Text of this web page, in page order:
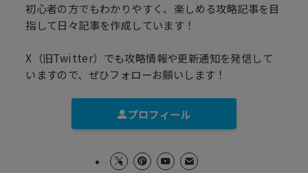
初心者の方でもわかりやすく、楽しめる攻略記事を目
指して日々記事を作成しています！
X（旧Twitter）でも攻略情報や更新通知を発信して
いますので、ぜひフォローお願いします！
プロフィール